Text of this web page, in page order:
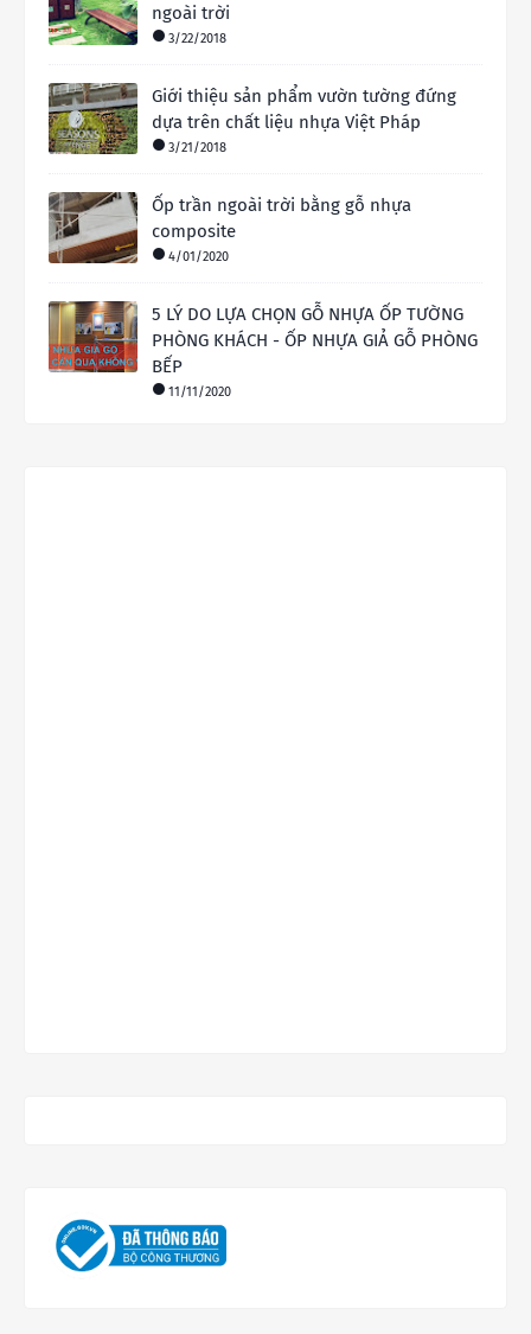
ngoài trời
3/22/2018
Giới thiệu sản phẩm vườn tường đứng
dựa trên chất liệu nhựa Việt Pháp
3/21/2018
Ốp trần ngoài trời bằng gỗ nhựa
composite
4/01/2020
5 LÝ DO LỰA CHỌN GỖ NHỰA ỐP TƯỜNG
PHÒNG KHÁCH - ỐP NHỰA GIẢ GỖ PHÒNG
BẾP
11/11/2020